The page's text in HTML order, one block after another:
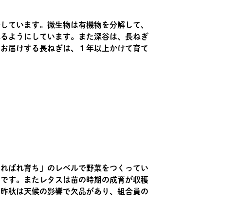
ています。微生物は有機物を分解して、
ようにしています。また深谷は、長ねぎ
届けする長ねぎは、１年以上かけて育て
ばれ育ち」のレベルで野菜をつくってい
す。またレタスは苗の時期の成育が収穫
秋は天候の影響で欠品があり、組合員の